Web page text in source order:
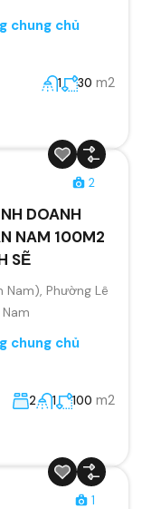
chung chủ
1 30 m2
2
DOANH
NAM 100M2
SẼ
Nam), Phường Lê
chung chủ
2 1 100 m2
1